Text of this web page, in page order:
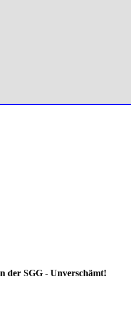
der SGG - Unverschämt!